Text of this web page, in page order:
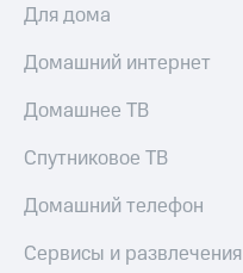
Для дома
Домашний интернет
Домашнее ТВ
Спутниковое ТВ
Домашний телефон
Сервисы и развлечения